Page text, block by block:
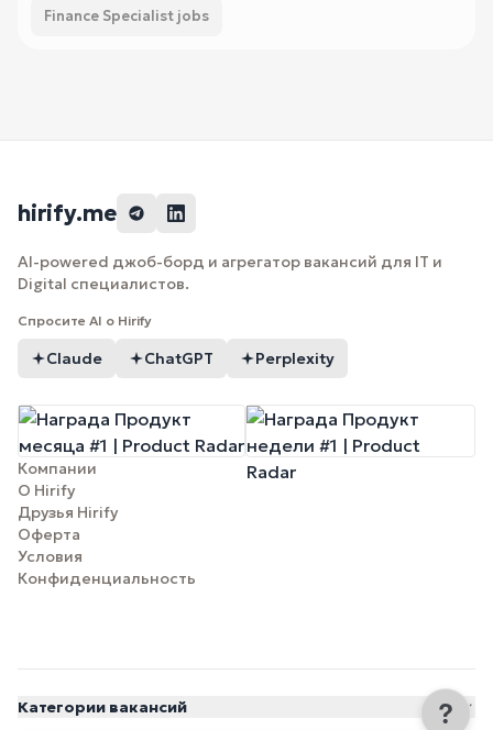
Finance Specialist jobs
hirify.me
AI-powered джоб-борд и агрегатор вакансий для IT и
Digital специалистов.
Спросите AI о Hirify
Claude ChatGPT Perplexity
Компании
О Hirify
Друзья Hirify
Оферта
Условия
Конфиденциальность
Категории вакансий